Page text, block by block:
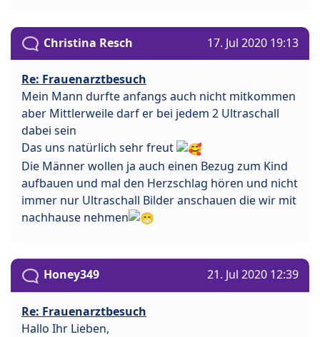
Christina Resch 17. Jul 2020 19:13
Re: Frauenarztbesuch
Mein Mann durfte anfangs auch nicht mitkommen
aber Mittlerweile darf er bei jedem 2 Ultraschall
dabei sein
Das uns natürlich sehr freut
Die Männer wollen ja auch einen Bezug zum Kind
aufbauen und mal den Herzschlag hören und nicht
immer nur Ultraschall Bilder anschauen die wir mit
nachhause nehmen
Honey349 21. Jul 2020 12:39
Re: Frauenarztbesuch
Hallo Ihr Lieben,